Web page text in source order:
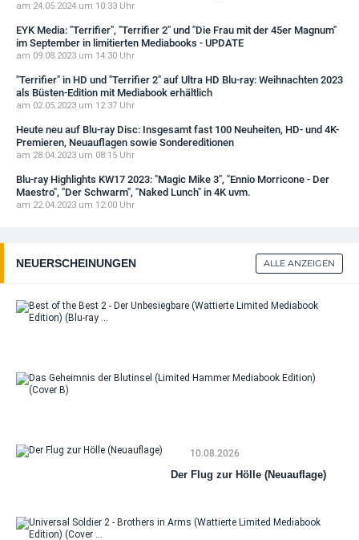
am 24.05.2024 um 10:33 Uhr
EYK Media: "Terrifier", "Terrifier 2" und "Die Frau mit der 45er Magnum"
im September in limitierten Mediabooks - UPDATE
am 09.08.2023 um 14:30 Uhr
"Terrifier" in HD und "Terrifier 2" auf Ultra HD Blu-ray: Weihnachten 2023
als Büsten-Edition mit Mediabook erhältlich
am 02.05.2023 um 12:37 Uhr
Heute neu auf Blu-ray Disc: Insgesamt fast 100 Neuheiten, HD- und 4K-
Premieren, Neuauflagen sowie Sondereditionen
am 28.04.2023 um 08:15 Uhr
Blu-ray Highlights KW17 2023: "Magic Mike 3", "Ennio Morricone - Der
Maestro", "Der Schwarm", "Naked Lunch" in 4K uvm.
am 22.04.2023 um 12:00 Uhr
NEUERSCHEINUNGEN ALLE ANZEIGEN
10.08.2026
Der Flug zur Hölle (Neuauflage)